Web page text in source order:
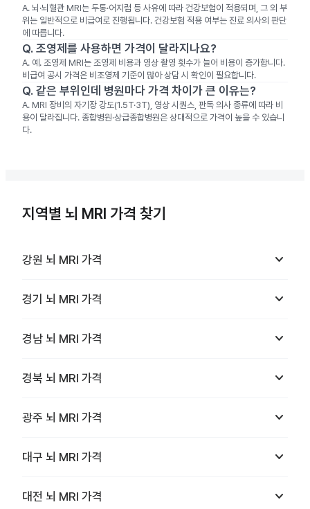
A. 뇌·뇌혈관 MRI는 두통·어지럼 등 사유에 따라 건강보험이 적용되며, 그 외 부
위는 일반적으로 비급여로 진행됩니다. 건강보험 적용 여부는 진료 의사의 판단
에 따릅니다.
Q. 조영제를 사용하면 가격이 달라지나요?
A. 예. 조영제 MRI는 조영제 비용과 영상 촬영 횟수가 늘어 비용이 증가합니다.
비급여 공시 가격은 비조영제 기준이 많아 상담 시 확인이 필요합니다.
Q. 같은 부위인데 병원마다 가격 차이가 큰 이유는?
A. MRI 장비의 자기장 강도(1.5T·3T), 영상 시퀀스, 판독 의사 종류에 따라 비
용이 달라집니다. 종합병원·상급종합병원은 상대적으로 가격이 높을 수 있습니
다.
지역별 뇌 MRI 가격 찾기
강원 뇌 MRI 가격 keyboard_arrow_down
경기 뇌 MRI 가격 keyboard_arrow_down
경남 뇌 MRI 가격 keyboard_arrow_down
경북 뇌 MRI 가격 keyboard_arrow_down
광주 뇌 MRI 가격 keyboard_arrow_down
대구 뇌 MRI 가격 keyboard_arrow_down
대전 뇌 MRI 가격 keyboard_arrow_down